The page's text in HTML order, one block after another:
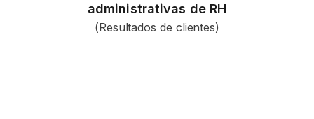
administrativas de RH
(Resultados de clientes)